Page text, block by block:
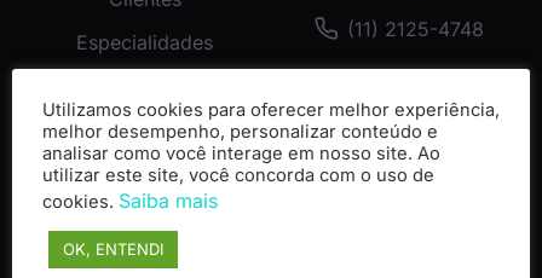
Especialidades
Cases
(11) 2125-4748
Utilizamos cookies para oferecer melhor experiência,
melhor desempenho, personalizar conteúdo e
analisar como você interage em nosso site. Ao
utilizar este site, você concorda com o uso de
cookies. Saiba mais
OK, ENTENDI